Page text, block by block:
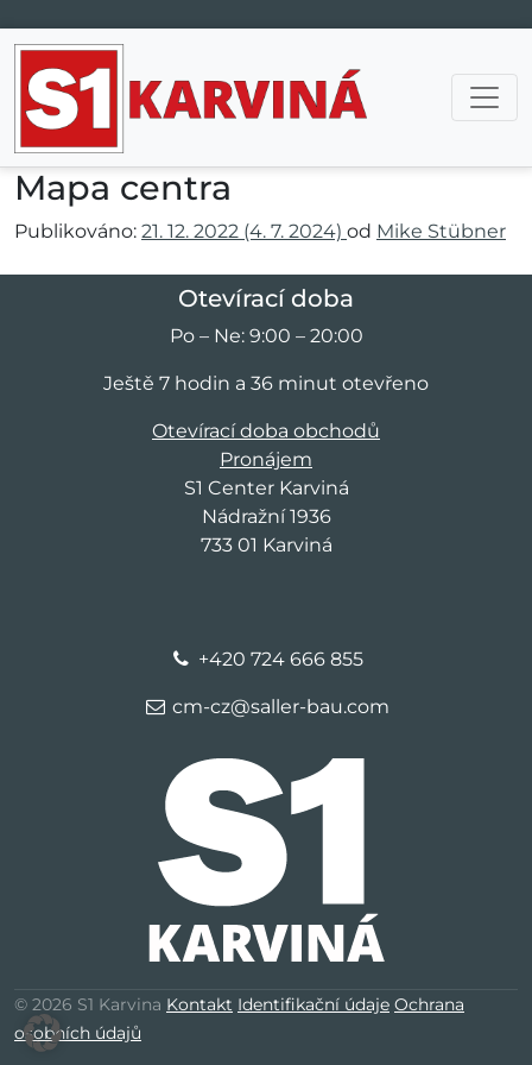
Hlavní navigace
Mapa centra
Publikováno: 21. 12. 2022 (4. 7. 2024) od Mike Stübner
Otevírací doba
Po – Ne: 9:00 – 20:00
Ještě 7 hodin a 36 minut otevřeno
Otevírací doba obchodů
Pronájem
S1 Center Karviná
Nádražní 1936
733 01 Karviná
+420 724 666 855
cm-cz@saller-bau.com
© 2026 S1 Karvina Kontakt Identifikační údaje Ochrana
osobních údajů